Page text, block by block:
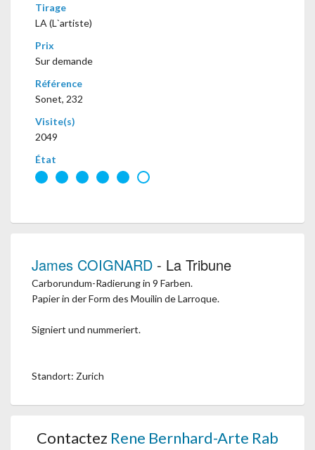
Tirage
LA (L`artiste)
Prix
Sur demande
Référence
Sonet, 232
Visite(s)
2049
État
James COIGNARD - La Tribune
Carborundum-Radierung in 9 Farben.
Papier in der Form des Mouilin de Larroque.
Signiert und nummeriert.
Standort: Zurich
Contactez Rene Bernhard-Arte Rab